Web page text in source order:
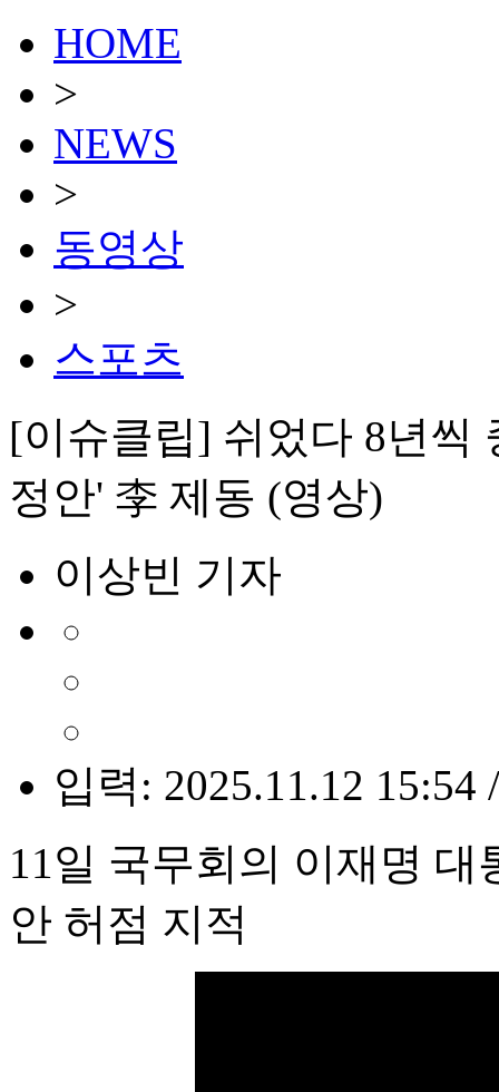
HOME
>
NEWS
>
동영상
>
스포츠
[이슈클립] 쉬었다 8년씩
정안' 李 제동 (영상)
이상빈 기자
입력: 2025.11.12 15:54
11일 국무회의 이재명
안 허점 지적